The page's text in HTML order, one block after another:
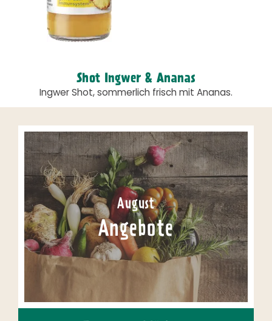
Shot Ingwer & Ananas
Ingwer Shot, sommerlich frisch mit Ananas.
August
Angebote